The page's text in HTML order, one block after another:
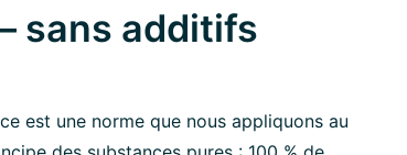
sans additifs
est une norme que nous appliquons au